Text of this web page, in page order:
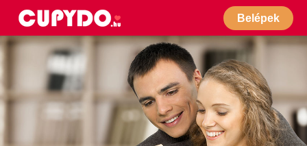
Belépek